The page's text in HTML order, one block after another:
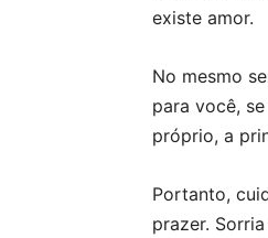
existe amor.
No mesmo
para você,
próprio, a
Portanto,
prazer.